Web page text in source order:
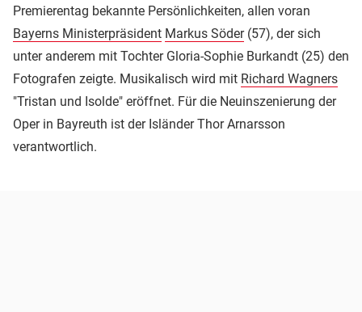
Premierentag bekannte Persönlichkeiten, allen voran
Bayerns Ministerpräsident Markus Söder(57), der sich
unter anderem mit Tochter Gloria-Sophie Burkandt (25) den
Fotografen zeigte. Musikalisch wird mit Richard Wagners
"Tristan und Isolde" eröffnet. Für die Neuinszenierung der
Oper in Bayreuth ist der Isländer Thor Arnarsson
verantwortlich.